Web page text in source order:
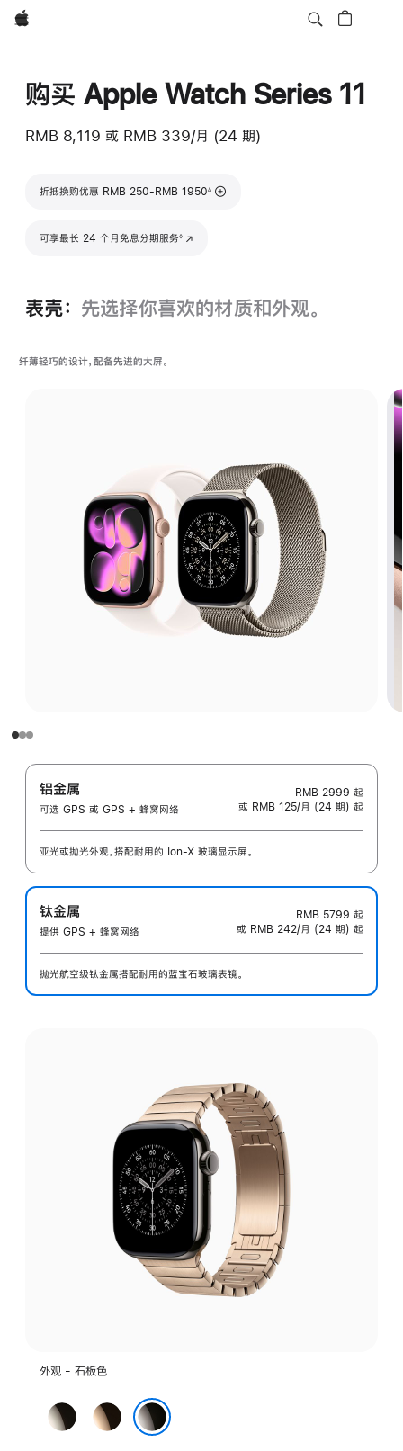
Apple
购买 Apple Watch Series 11
RMB 8,119 或 RMB 339/月 (24 期)
折抵换购优惠 RMB 250-RMB 1950
脚注
∆
可享最长 24 个月免息分期服务◊
(在新窗口中打开)
表壳： 先选择你喜欢的材质和外观。
纤薄轻巧的设计，配备先进的大屏。
铝金属
可选 GPS 或 GPS + 蜂窝网络
RMB 2999 起
或 RMB 125/月 (24 期) 起
亚光或抛光外观，搭配耐用的 Ion-X 玻璃显示屏。
钛金属
提供 GPS + 蜂窝网络
RMB 5799 起
或 RMB 242/月 (24 期) 起
抛光航空级钛金属搭配耐用的蓝宝石玻璃表镜。
外观 - 石板色
原
色
金
色